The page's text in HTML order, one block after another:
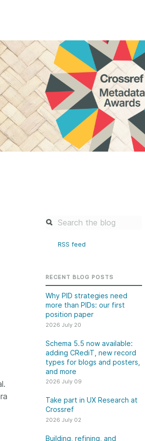
as a member
Nexus
and
About us
Overview
Operations &
Board &
Publications
Strategic
in UX Research
experience
initiatives that
our diverse
and community, we
our members’
Building,
connecting:
our May
Our 2026
RSS feed
RECENT BLOG POSTS
Why PID strategies need
more than PIDs: our first
position paper
2026 July 20
Schema 5.5 now available:
adding CRediT, new record
types for blogs and posters,
and more
2026 July 09
Take part in UX Research at
Crossref
2026 July 02
Building, refining, and